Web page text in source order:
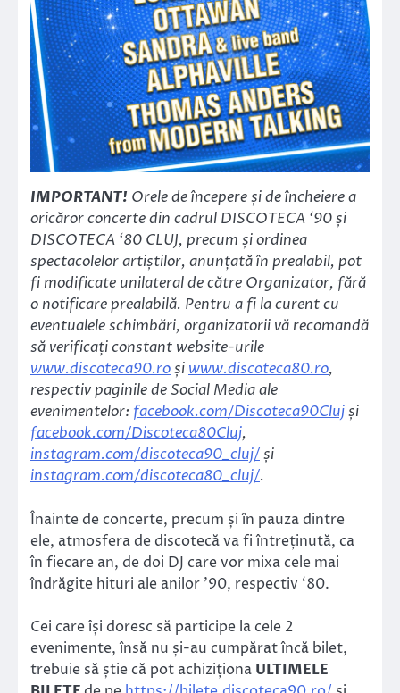
IMPORTANT! Orele de începere și de încheiere a
oricăror concerte din cadrul DISCOTECA ‘90 și
DISCOTECA ‘80 CLUJ, precum și ordinea
spectacolelor artiștilor, anunțată în prealabil, pot
fi modificate unilateral de către Organizator, fără
o notificare prealabilă. Pentru a fi la curent cu
eventualele schimbări, organizatorii vă recomandă
să verificați constant website-urile
www.discoteca90.roși www.discoteca80.ro,
respectiv paginile de Social Media ale
evenimentelor: facebook.com/Discoteca90Clujși
facebook.com/Discoteca80Cluj,
instagram.com/discoteca90_cluj/și
instagram.com/discoteca80_cluj/.
Înainte de concerte, precum și în pauza dintre
ele, atmosfera de discotecă va fi întreținută, ca
în fiecare an, de doi DJ care vor mixa cele mai
îndrăgite hituri ale anilor ’90, respectiv ‘80.
Cei care își doresc să participe la cele 2
evenimente, însă nu și-au cumpărat încă bilet,
trebuie să știe că pot achiziționa ULTIMELE